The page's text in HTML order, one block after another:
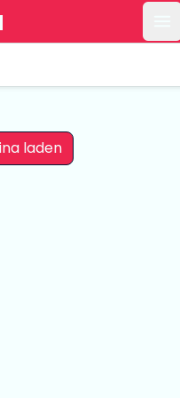
laden